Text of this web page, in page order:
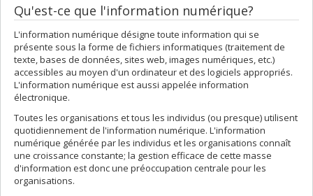
Qu'est-ce que l'information numérique?
L'information numérique désigne toute information qui se
présente sous la forme de fichiers informatiques (traitement de
texte, bases de données, sites web, images numériques, etc.)
accessibles au moyen d'un ordinateur et des logiciels appropriés.
L'information numérique est aussi appelée information
électronique.
Toutes les organisations et tous les individus (ou presque) utilisent
quotidiennement de l'information numérique. L'information
numérique générée par les individus et les organisations connaît
une croissance constante; la gestion efficace de cette masse
d'information est donc une préoccupation centrale pour les
organisations.